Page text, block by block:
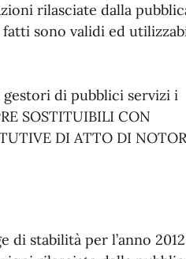
rilasciate dalla
sono validi ed
di pubblici servizi i
SOSTITUIBILI CON
DI ATTO DI
di stabilità per l’anno